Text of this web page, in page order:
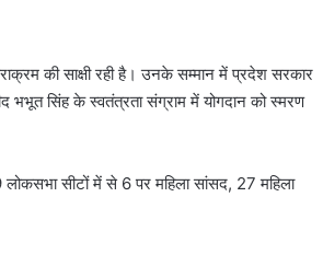
की साक्षी रही है। उनके सम्मान में प्रदेश सरकार
भभूत सिंह के स्वतंत्रता संग्राम में योगदान को स्मरण
लोकसभा सीटों में से 6 पर महिला सांसद, 27 महिला